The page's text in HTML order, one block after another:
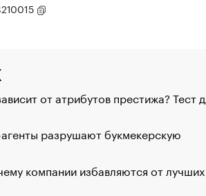
от атрибутов престижа? Тест
разрушают букмекерскую
компании избавляются от лучших